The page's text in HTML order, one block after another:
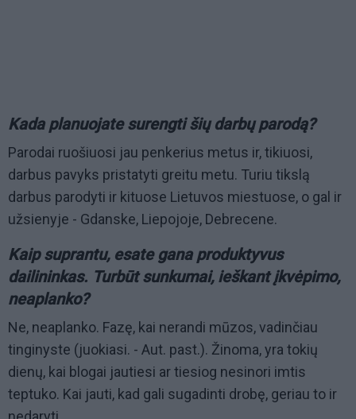
Kada planuojate surengti šių darbų parodą?
Parodai ruošiuosi jau penkerius metus ir, tikiuosi,
darbus pavyks pristatyti greitu metu. Turiu tikslą
darbus parodyti ir kituose Lietuvos miestuose, o gal ir
užsienyje - Gdanske, Liepojoje, Debrecene.
Kaip suprantu, esate gana produktyvus
dailininkas. Turbūt sunkumai, ieškant įkvėpimo,
neaplanko?
Ne, neaplanko. Fazę, kai nerandi mūzos, vadinčiau
tinginyste (juokiasi. - Aut. past.). Žinoma, yra tokių
dienų, kai blogai jautiesi ar tiesiog nesinori imtis
teptuko. Kai jauti, kad gali sugadinti drobę, geriau to ir